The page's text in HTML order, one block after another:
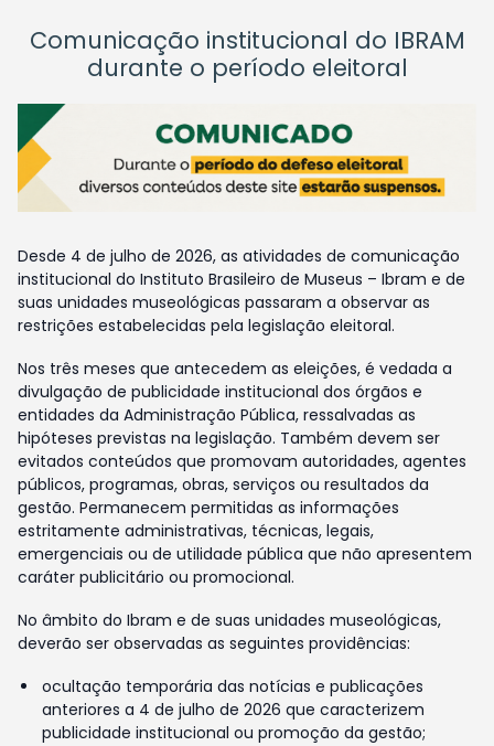
Comunicação institucional do IBRAM
durante o período eleitoral
Desde 4 de julho de 2026, as atividades de comunicação
institucional do Instituto Brasileiro de Museus – Ibram e de
suas unidades museológicas passaram a observar as
restrições estabelecidas pela legislação eleitoral.
Nos três meses que antecedem as eleições, é vedada a
divulgação de publicidade institucional dos órgãos e
entidades da Administração Pública, ressalvadas as
hipóteses previstas na legislação. Também devem ser
evitados conteúdos que promovam autoridades, agentes
públicos, programas, obras, serviços ou resultados da
gestão. Permanecem permitidas as informações
estritamente administrativas, técnicas, legais,
emergenciais ou de utilidade pública que não apresentem
caráter publicitário ou promocional.
No âmbito do Ibram e de suas unidades museológicas,
deverão ser observadas as seguintes providências:
ocultação temporária das notícias e publicações
anteriores a 4 de julho de 2026 que caracterizem
publicidade institucional ou promoção da gestão;